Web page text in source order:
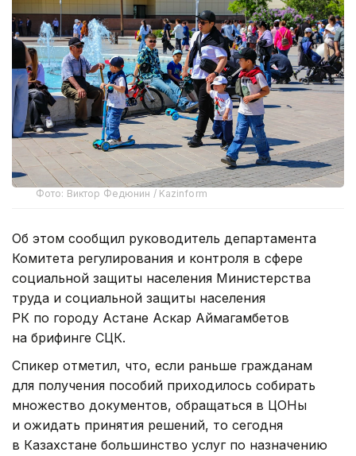
Фото: Виктор Федюнин / Kazinform
Об этом сообщил руководитель департамента
Комитета регулирования и контроля в сфере
социальной защиты населения Министерства
труда и социальной защиты населения
РК по городу Астане Аскар Аймагамбетов
на брифинге СЦК.
Спикер отметил, что, если раньше гражданам
для получения пособий приходилось собирать
множество документов, обращаться в ЦОНы
и ожидать принятия решений, то сегодня
в Казахстане большинство услуг по назначению